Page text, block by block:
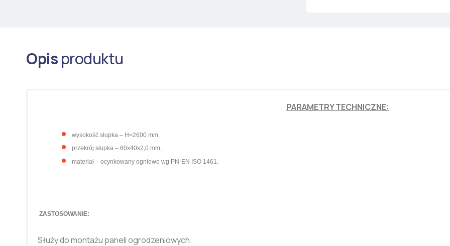
Opisproduktu
PARAMETRY TECHNICZNE:
wysokość słupka – H=2600 mm,
przekrój słupka – 60x40x2,0 mm,
materiał – ocynkowany ogniowo wg PN-EN ISO 1461.
ZASTOSOWANIE:
Służy do montażu paneli ogrodzeniowych.